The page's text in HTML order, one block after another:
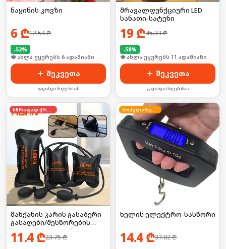
ნაყინის კოვზი
6 ₾12.54₾
-52%
🛒 ბოლო 24სთ-ში იყიდა 12-მა
შეკვეთა
გადახდა მიღებისას
მრავალფუნქციური LED
სანათი-სატენი
19 ₾45.33₾
-58%
🛒 ბოლო 24სთ-ში იყიდა 16-მა
შეკვეთა
გადახდა მიღებისას
სწრაფად ქრება
მანქანის კარის გასაბერი
გასაღები/შესწორების
ხელსაწყო ბალიში
11.4₾23.75₾
პოპულარული
ხელის ელექტრო-სასწორი
14.4₾37.02₾